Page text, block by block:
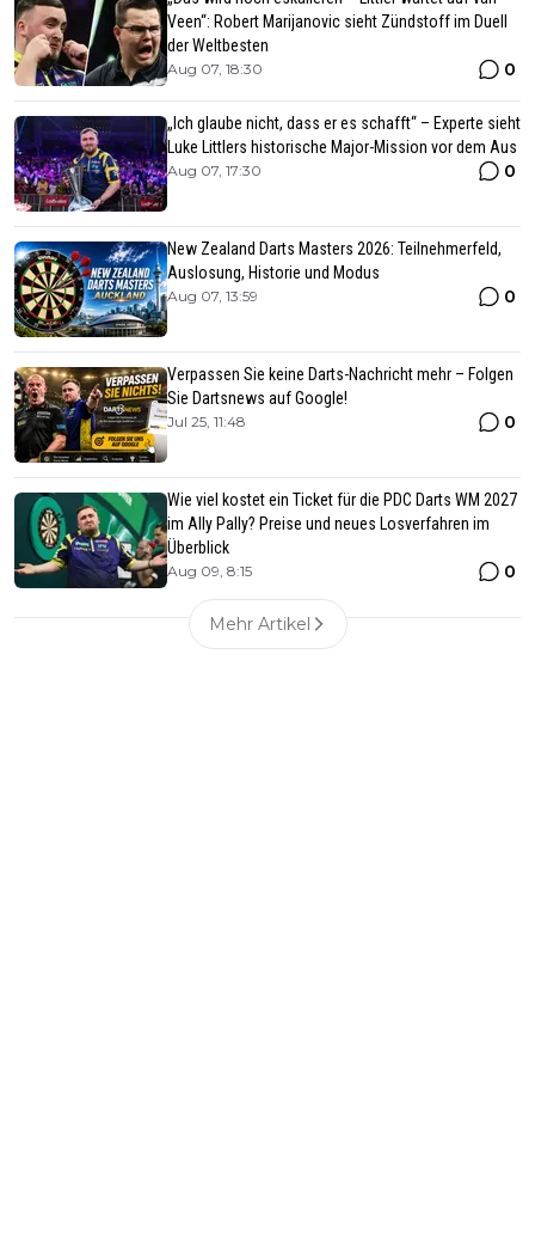
Veen“: Robert Marijanovic sieht Zündstoff im Duell
der Weltbesten
Aug 07, 18:30 0
„Ich glaube nicht, dass er es schafft“ – Experte sieht
Luke Littlers historische Major-Mission vor dem Aus
Aug 07, 17:30 0
New Zealand Darts Masters 2026: Teilnehmerfeld,
Auslosung, Historie und Modus
Aug 07, 13:59 0
Verpassen Sie keine Darts-Nachricht mehr – Folgen
Sie Dartsnews auf Google!
Jul 25, 11:48 0
Wie viel kostet ein Ticket für die PDC Darts WM 2027
im Ally Pally? Preise und neues Losverfahren im
Überblick
Aug 09, 8:15 0
Mehr Artikel